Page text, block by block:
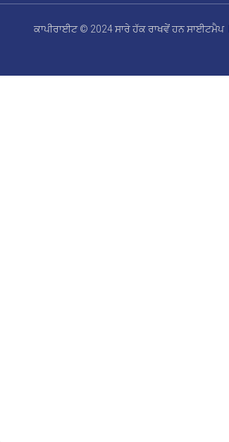
ਕਾਪੀਰਾਈਟ © 2024 ਸਾਰੇ ਹੱਕ ਰਾਖਵੇਂ ਹਨਸਾਈਟਮੈਪ